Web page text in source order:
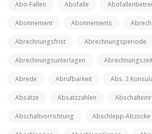
Abo-Fallen Abofalle
Abonnement Abonnements
Abrechnungsfrist Abrechnungsperiode
Abrechnungsunterlagen
Abrede Abrufbarkeit Abs. 2
Absätze Absatzzahlen
Abschaltvorrichtung Abschlepp-Abzocke